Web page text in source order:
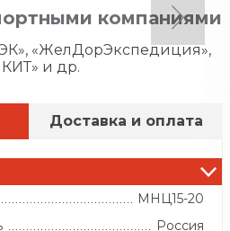
компаниями
«ЖелДорЭкспедиция»,
и др.
Доставка и оплата
МНЦ15-20
Россия